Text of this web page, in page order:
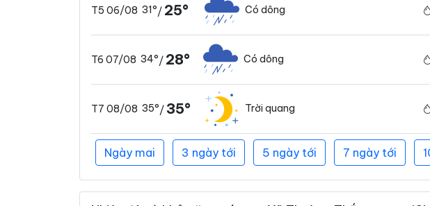
T5 06/08 31°/ 25° Có dông
T6 07/08 34°/ 28° Có dông
T7 08/08 35°/35° Trời quang
Ngày mai 3 ngày tới 5 ngày tới 7 ngày tới